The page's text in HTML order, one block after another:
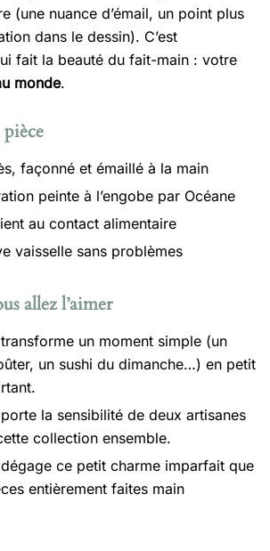
(une nuance d’émail, un point plus
dans le dessin). C’est
fait la beauté du fait-main : votre
monde.
façonné et émaillé à la main
peinte à l’engobe par Océane
au contact alimentaire
vaisselle sans problèmes
allez l’aimer
transforme un moment simple (un
un sushi du dimanche…) en petit
porte la sensibilité de deux artisanes
collection ensemble.
dégage ce petit charme imparfait que
entièrement faites main